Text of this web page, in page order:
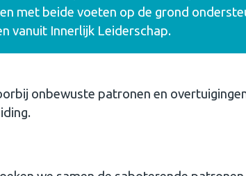
met beide voeten op de grond
vanuit Innerlijk Leiderschap.
onbewuste patronen en